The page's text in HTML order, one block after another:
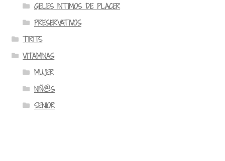
GELES INTIMOS DE PLACER
PRESERVATIVOS
TIRITS
VITAMINAS
MUJER
NIÑ@S
SENIOR